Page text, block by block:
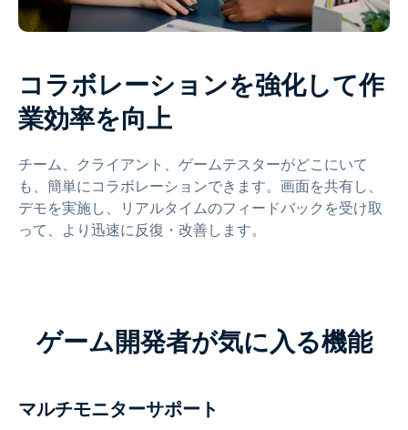
コラボレーションを強化して作
業効率を向上
チーム、クライアント、ゲームテスターがどこにいて
も、簡単にコラボレーションできます。画面を共有し、
デモを実施し、リアルタイムのフィードバックを受け取
って、より迅速に反復・改善します。
ゲーム開発者が気に入る機能
マルチモニターサポート